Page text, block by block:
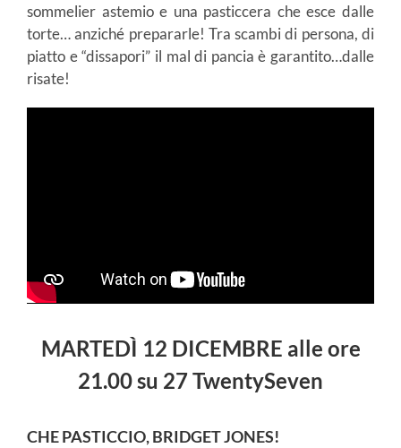
sommelier astemio e una pasticcera che esce dalle
torte… anziché prepararle! Tra scambi di persona, di
piatto e “dissapori” il mal di pancia è garantito…dalle
risate!
MARTEDÌ 12 DICEMBRE alle ore
21.00 su 27 TwentySeven
CHE PASTICCIO, BRIDGET JONES!